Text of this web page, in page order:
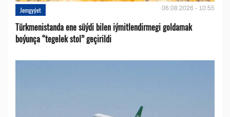
Jemgyýet 06.08.2026 - 10:55
Türkmenistanda ene süýdi bilen iýmitlendirmegi goldamak
boýunça “tegelek stol” geçirildi